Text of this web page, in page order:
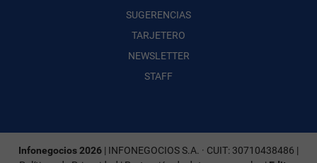
SUGERENCIAS
TARJETERO
NEWSLETTER
STAFF
Infonegocios 2026 | INFONEGOCIOS S.A. · CUIT: 30710438486 |